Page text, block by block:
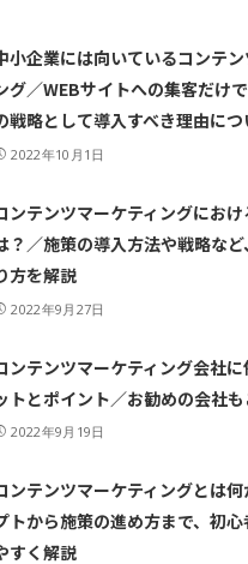
小企業には向いているコンテン
グ／WEBサイトへの集客だけ
戦略として導入すべき理由に
2022年10月1日
ンテンツマーケティングにおけ
？／施策の導入方法や戦略な
方を解説
2022年9月27日
ンテンツマーケティング会社に
トとポイント／お勧めの会社
2022年9月19日
ンテンツマーケティングとは
トから施策の進め方まで、初
すく解説